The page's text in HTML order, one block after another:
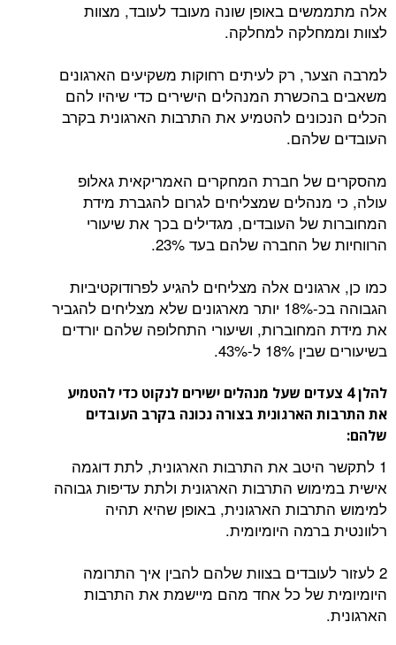
אלה מתממשים באופן שונה מעובד לעובד, מצוות
לצוות וממחלקה למחלקה.
למרבה הצער, רק לעיתים רחוקות משקיעים הארגונים
משאבים בהכשרת המנהלים הישירים כדי שיהיו להם
הכלים הנכונים להטמיע את התרבות הארגונית בקרב
העובדים שלהם.
מהסקרים של חברת המחקרים האמריקאית גאלופ
עולה, כי מנהלים שמצליחים לגרום להגברת מידת
המחוברות של העובדים, מגדילים בכך את שיעורי
הרווחיות של החברה שלהם בעד 23%.
כמו כן, ארגונים אלה מצליחים להגיע לפרודוקטיביות
הגבוהה בכ-18% יותר מארגונים שלא מצליחים להגביר
את מידת המחוברות, ושיעורי התחלופה שלהם יורדים
בשיעורים שבין 18% ל-43%.
להלן
4 צעדים שעל מנהלים ישירים לנקוט כדי להטמיע
את התרבות הארגונית בצורה נכונה בקרב העובדים
שלהם:
1 לתקשר היטב את התרבות הארגונית, לתת דוגמה
אישית במימוש התרבות הארגונית ולתת עדיפות גבוהה
למימוש התרבות הארגונית, באופן שהיא תהיה
רלוונטית ברמה היומיומית.
2 לעזור לעובדים בצוות שלהם להבין איך התרומה
היומיומית של כל אחד מהם מיישמת את התרבות
הארגונית.